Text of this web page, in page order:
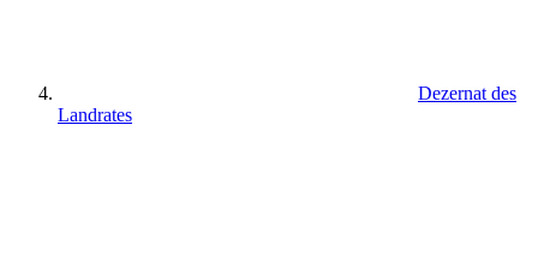
Dezernat des
Landrates